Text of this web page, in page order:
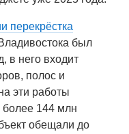
перекрёстка
был
в него входит
полос и
эти работы
более 144 млн
обещали до